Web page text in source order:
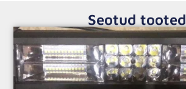
Seotud tooted